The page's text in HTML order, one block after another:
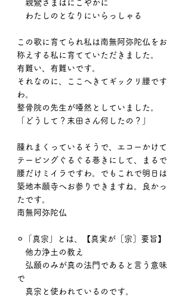
親鸞さまはにこやかに
わたしのとなりにいらっしゃる
この歌に育てられ私は南無阿弥陀仏をお
称えする私に育てていただきました。
有難い、有難いです。
それなのに、ここへきてギックリ腰です
わ。
整骨院の先生が唖然としていました。
「どうして？末田さん何したの？」
腫れまくっているそうで、エコーかけて
テーピングぐるぐる巻きにして、まるで
腰だけミイラですわ。でもこれで明日は
築地本願寺へお参りできますね。良かっ
たです。
南無阿弥陀仏
⚪︎「真宗」とは、【真実が［宗］要旨】
他力浄土の教え
弘願のみが真の法門であると言う意味
で
真宗と使われているのです。